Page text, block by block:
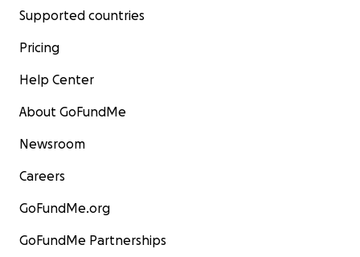
Supported countries
Pricing
Help Center
About GoFundMe
Newsroom
Careers
GoFundMe.org
GoFundMe Partnerships